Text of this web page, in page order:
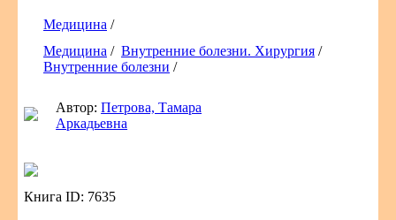
Медицина /
Медицина / Внутренние болезни. Хирургия /
Внутренние болезни /
Автор:Петрова, Тамара
Аркадьевна
Книга ID: 7635